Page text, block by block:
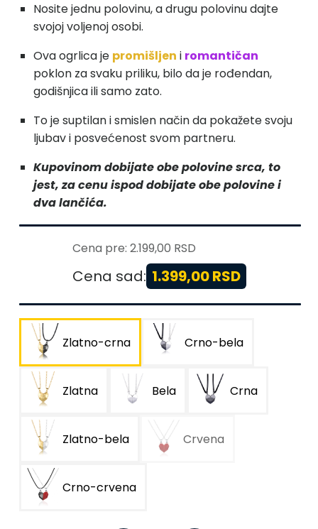
Nosite jednu polovinu, a drugu polovinu dajte
svojoj voljenoj osobi.
Ova ogrlica je promišljen i romantičan
poklon za svaku priliku, bilo da je rođendan,
godišnjica ili samo zato.
To je suptilan i smislen način da pokažete svoju
ljubav i posvećenost svom partneru.
Kupovinom dobijate obe polovine srca, to
jest, za cenu ispod dobijate obe polovine i
dva lančića.
Cena pre: 2.199,00 RSD
Cena sad: 1.399,00 RSD
Zlatno-crna Crno-bela
Zlatna Bela Crna
Zlatno-bela Crvena
Crno-crvena